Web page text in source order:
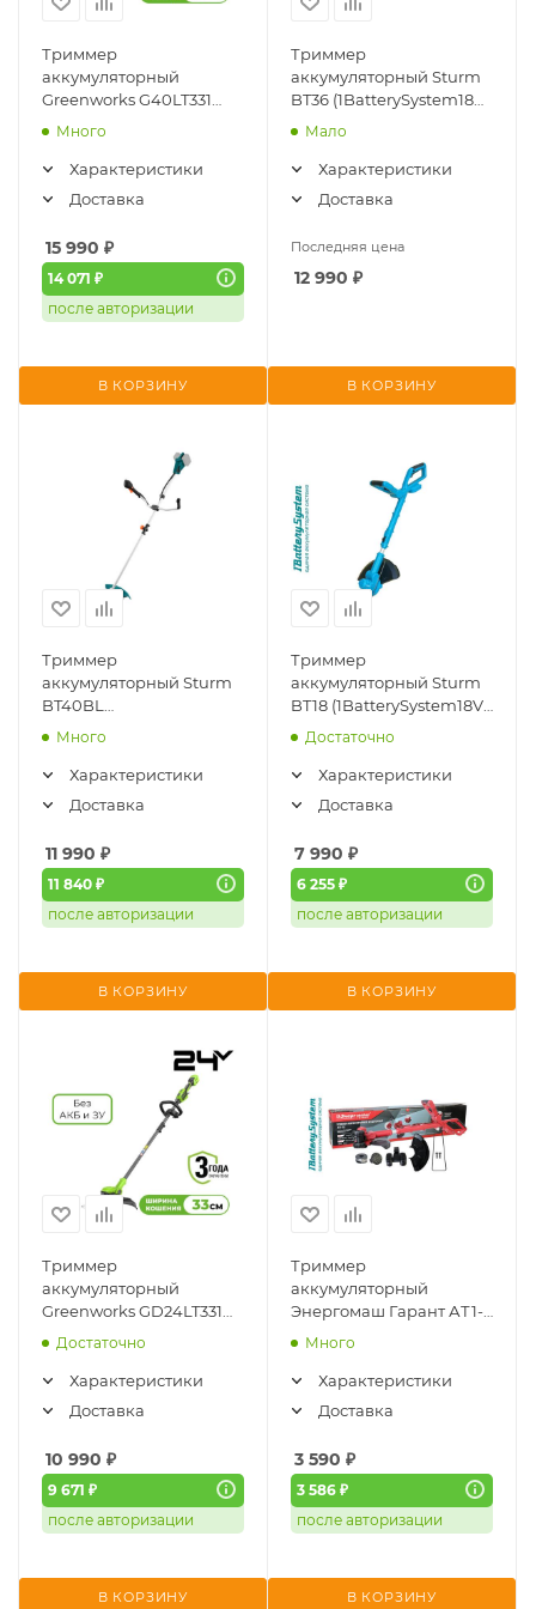
Триммер
аккумуляторный
Greenworks G40LT331
(2113507UA) (40V, 33см,
Много
Характеристики
Доставка
15 990 ₽
14 071 ₽
после авторизации
В КОРЗИНУ
Триммер
аккумуляторный Sturm
BT36 (1BatterySystem18V,
бесщёточный, без АКБ и
Мало
Характеристики
Доставка
Последняя цена
12 990 ₽
В КОРЗИНУ
Триммер
аккумуляторный Sturm
BT40BL
(1BatterySystem18V,
ЗУ)
Много
Характеристики
Доставка
11 990 ₽
11 840 ₽
после авторизации
В КОРЗИНУ
Триммер
аккумуляторный Sturm
BT18 (1BatterySystem18V,
АКБx2А/ч и ЗУ)
Достаточно
Характеристики
Доставка
7 990 ₽
6 255 ₽
после авторизации
В КОРЗИНУ
Триммер
аккумуляторный
Greenworks GD24LT331
(24V, бесщеточный, 33см,
без АКБ и ЗУ) 2113407
Достаточно
Характеристики
Доставка
10 990 ₽
9 671 ₽
после авторизации
В КОРЗИНУ
Триммер
аккумуляторный
Энергомаш Гарант АТ1-
18 (1BatterySystem18V,
ЗУ)
Много
Характеристики
Доставка
3 590 ₽
3 586 ₽
после авторизации
В КОРЗИНУ